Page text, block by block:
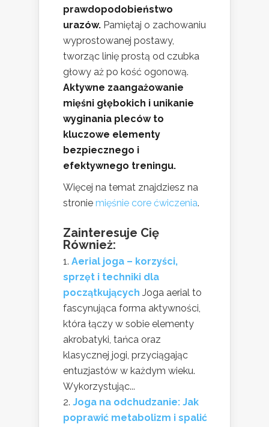
prawdopodobieństwo
urazów. Pamiętaj o zachowaniu
wyprostowanej postawy,
tworząc linię prostą od czubka
głowy aż po kość ogonową.
Aktywne zaangażowanie
mięśni głębokich i unikanie
wyginania pleców to
kluczowe elementy
bezpiecznego i
efektywnego treningu.
Więcej na temat znajdziesz na
stronie mięśnie core ćwiczenia.
Zainteresuje Cię
Również:
Aerial joga – korzyści,
sprzęt i techniki dla
początkujących Joga aerial to
fascynująca forma aktywności,
która łączy w sobie elementy
akrobatyki, tańca oraz
klasycznej jogi, przyciągając
entuzjastów w każdym wieku.
Wykorzystując...
Joga na odchudzanie: Jak
poprawić metabolizm i spalić